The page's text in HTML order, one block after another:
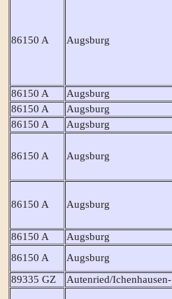
86150 A Augsburg
86150 A Augsburg
86150 A
Augsburg
86150 A
Augsburg
86150 A Augsburg
86150 A Augsburg
86150 A Augsburg
86150 A
Augsburg
89335 GZ
Autenried/Ichenhausen-